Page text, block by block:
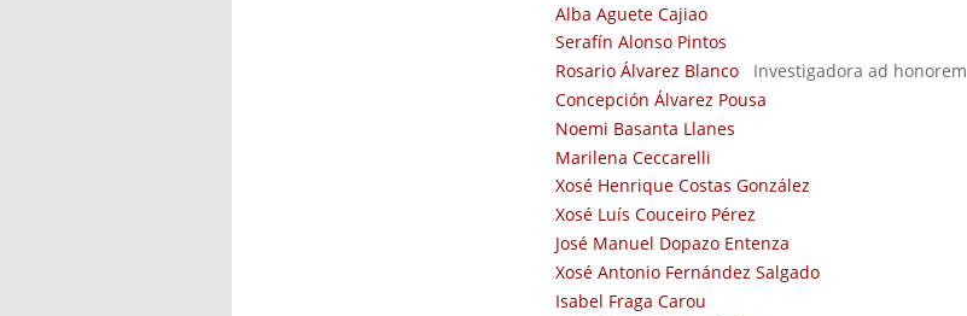
Alba Aguete Cajiao
Serafín Alonso Pintos
Rosario Álvarez Blanco
Investigadora ad honorem
Concepción Álvarez Pousa
Noemi Basanta Llanes
Marilena Ceccarelli
Xosé Henrique Costas González
Xosé Luís Couceiro Pérez
José Manuel Dopazo Entenza
Xosé Antonio Fernández Salgado
Isabel Fraga Carou